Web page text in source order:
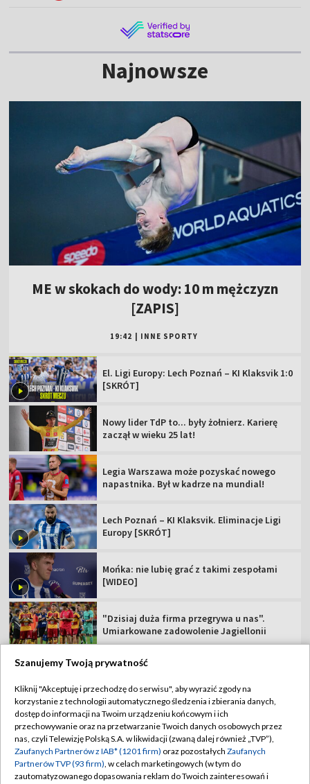
Najnowsze
ME w skokach do wody: 10 m mężczyzn
[ZAPIS]
19:42 INNE SPORTY
El. Ligi Europy: Lech Poznań – KI Klaksvik 1:0
[SKRÓT]
Nowy lider TdP to... były żołnierz. Karierę
zaczął w wieku 25 lat!
Legia Warszawa może pozyskać nowego
napastnika. Był w kadrze na mundial!
Lech Poznań – KI Klaksvik. Eliminacje Ligi
Europy [SKRÓT]
Mońka: nie lubię grać z takimi zespołami
[WIDEO]
"Dzisiaj duża firma przegrywa u nas".
Umiarkowane zadowolenie Jagiellonii
TVP
Abonament TVP
Sklep TVP
Biuro Reklamy
Regulamin TVP
Polityka prywatności
Moje zgody
Szanujemy Twoją prywatność
Kliknij "Akceptuję i przechodzę do serwisu", aby wyrazić zgody na
korzystanie z technologii automatycznego śledzenia i zbierania danych,
dostęp do informacji na Twoim urządzeniu końcowym i ich
przechowywanie oraz na przetwarzanie Twoich danych osobowych przez
nas, czyli Telewizję Polską S.A. w likwidacji (zwaną dalej również „TVP”),
Zaufanych Partnerów z IAB* (1201 firm) oraz pozostałych Zaufanych
Partnerów TVP (93 firm), w celach marketingowych (w tym do
zautomatyzowanego dopasowania reklam do Twoich zainteresowań i